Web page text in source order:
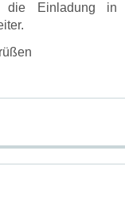
Einladung in